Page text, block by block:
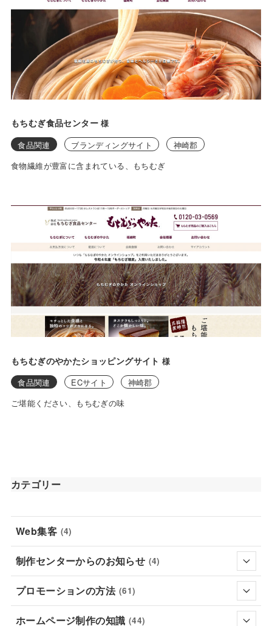
もちむぎ食品センター様
食品関連
ブランディングサイト
神崎郡
食物繊維が豊富に含まれている、もちむぎ
もちむぎのやかたショッピングサイト 様
食品関連
ECサイト
神崎郡
ご堪能ください、もちむぎの味
カテゴリー
Web集客 (4)
制作センターからのお知らせ (4)
プロモーションの方法 (61)
ホームページ制作の知識 (44)